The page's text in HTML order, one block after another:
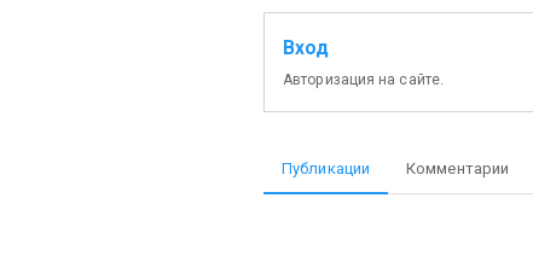
Вход
Авторизация на сайте.
Публикации Комментарии